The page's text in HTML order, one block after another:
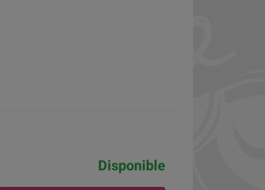
Disponible